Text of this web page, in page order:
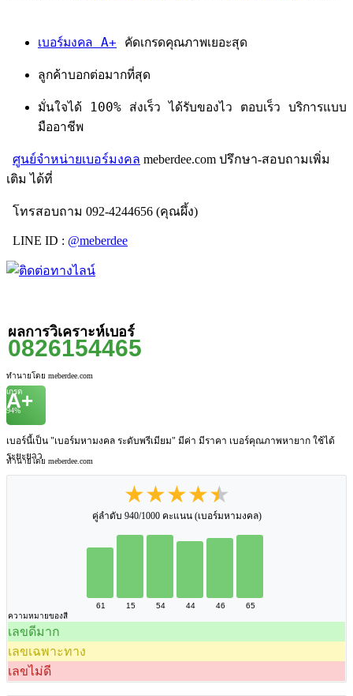
เบอร์มงคล A+ คัดเกรดคุณภาพเยอะสุด
ลูกค้าบอกต่อมากที่สุด
มั่นใจได้ 100% ส่งเร็ว ได้รับของไว ตอบเร็ว บริการแบบ
มืออาชีพ
ศูนย์จำหน่ายเบอร์มงคล meberdee.com ปรึกษา-สอบถามเพิ่ม
เติม ได้ที่
โทรสอบถาม 092-4244656 (คุณผึ้ง)
LINE ID : @meberdee
ผลการวิเคราะห์เบอร์
0826154465
ทำนายโดย meberdee.com
เกรด
A+
94%
เบอร์นี้เป็น "เบอร์มหามงคล ระดับพรีเมียม" มีค่า มีราคา เบอร์คุณภาพหายาก ใช้ได้
ระยะยาว
ทำนายโดย meberdee.com
★★★★★
คู่ลำดับ 940/1000 คะแนน (เบอร์มหามงคล)
61 15 54 44 46
65
ความหมายของสี
เลขดีมาก
เลขเฉพาะทาง
เลขไม่ดี